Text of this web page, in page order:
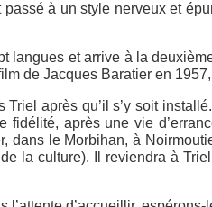
à un style nerveux et
langues et arrive à la
de Jacques Baratier en
après qu’il s’y soit
fidélité, après une vie
le Morbihan, à
la culture). Il reviendra à